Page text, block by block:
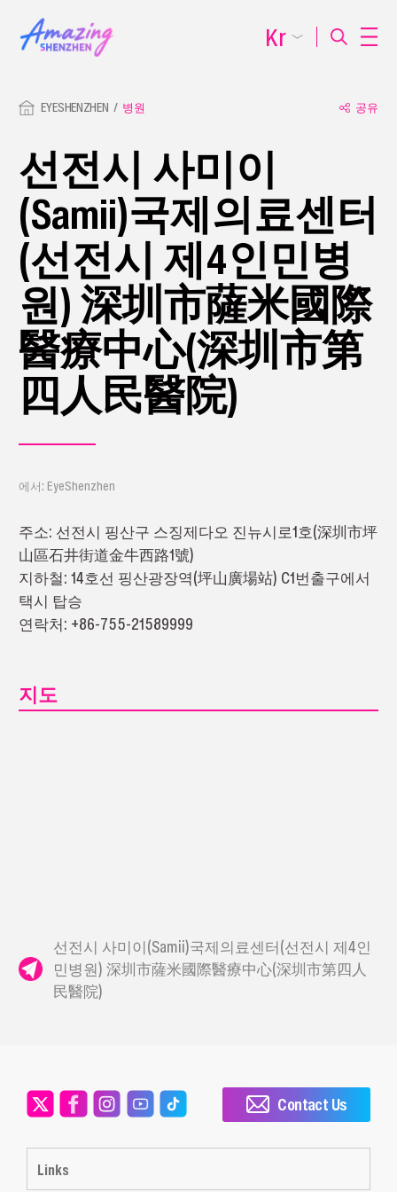
EYESHENZHEN 병원 공유
선전시 사미이
(Samii)국제의료센터
(선전시 제4인민병
원) 深圳市薩米國際
醫療中心(深圳市第
四人民醫院)
에서: EyeShenzhen
주소: 선전시 핑산구 스징제다오 진뉴시로1호(深圳市坪
山區石井街道金牛西路1號)
지하철: 14호선 핑산광장역(坪山廣場站) C1번출구에서
택시 탑승
연락처: +86-755-21589999
지도
선전시 사미이(Samii)국제의료센터(선전시 제4인
민병원) 深圳市薩米國際醫療中心(深圳市第四人
民醫院)
Kr
Links
Contact Us